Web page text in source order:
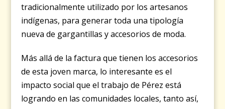
tradicionalmente utilizado por los artesanos
indígenas, para generar toda una tipología
nueva de gargantillas y accesorios de moda.
Más allá de la factura que tienen los accesorios
de esta joven marca, lo interesante es el
impacto social que el trabajo de Pérez está
logrando en las comunidades locales, tanto así,